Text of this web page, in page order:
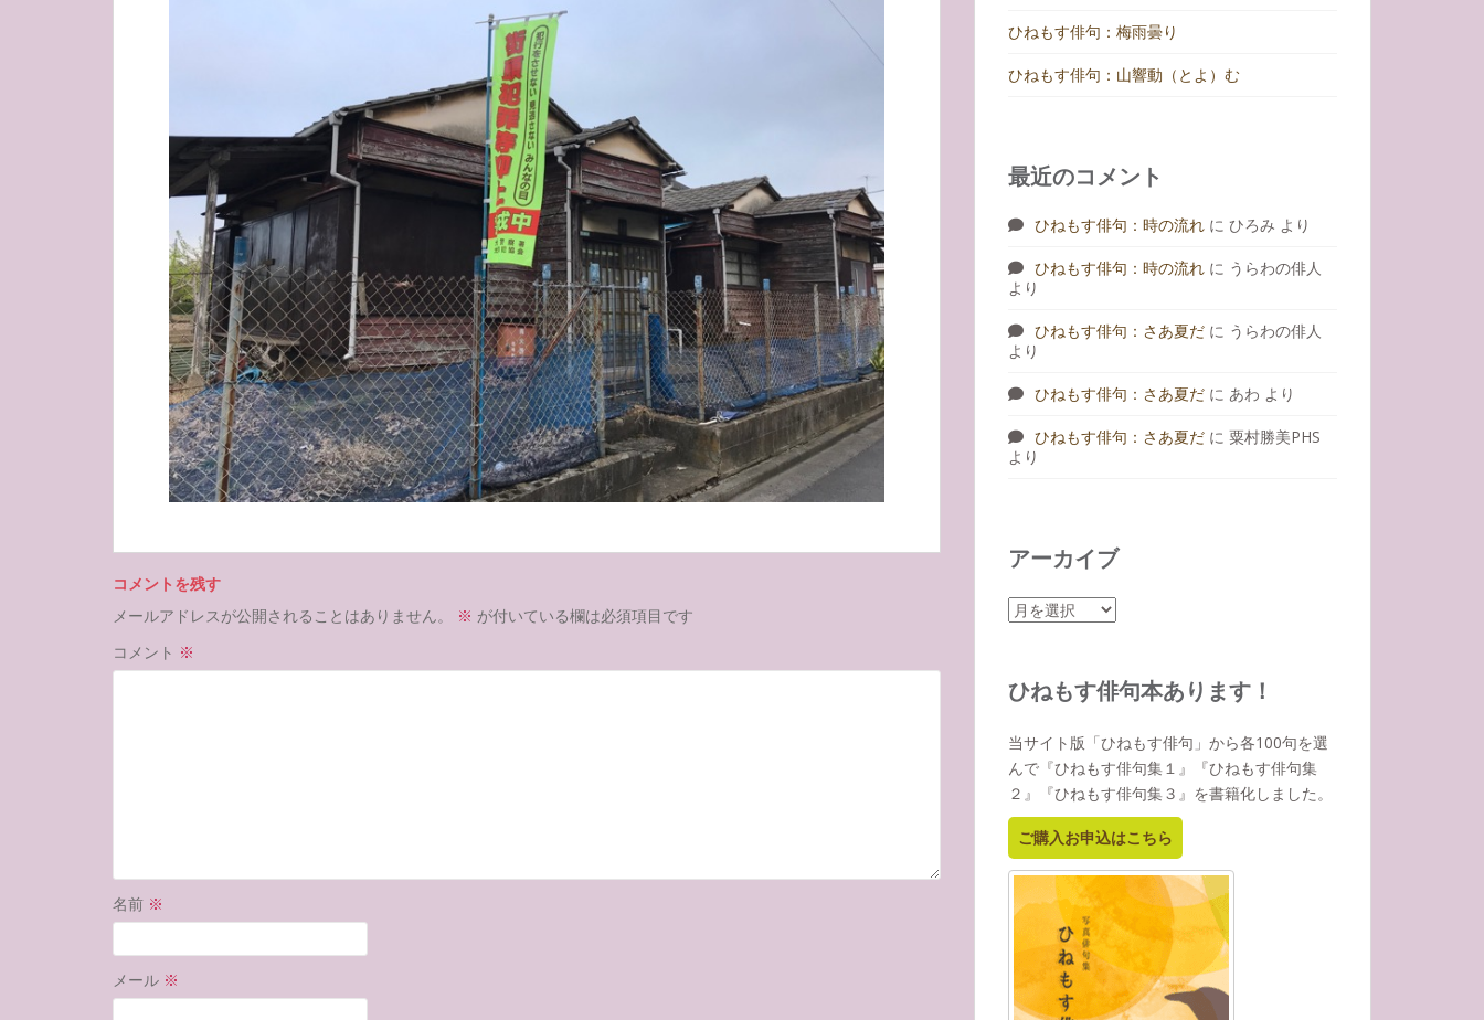
コメントを残す
メールアドレスが公開されることはありません。
※ が付いている欄は必須項目です
コメント ※
名前 ※
メール ※
ひねもす俳句：梅雨曇り
ひねもす俳句：山響動（とよ）む
最近のコメント
ひねもす俳句：時の流れ に ひろみ より
ひねもす俳句：時の流れ に うらわの俳人
より
ひねもす俳句：さあ夏だ に うらわの俳人
より
ひねもす俳句：さあ夏だ に あわ より
ひねもす俳句：さあ夏だ に 粟村勝美PHS
より
アーカイブ
ア
イ
ひねもす俳句本あります！
当サイト版「ひねもす俳句」から各100句を選
んで『ひねもす俳句集１』『ひねもす俳句集
２』『ひねもす俳句集３』を書籍化しました。
ご購入お申込はこちら